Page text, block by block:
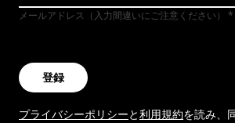
メールアドレス（入力間違いにご注意ください）
登録
プライバシーポリシーと利用規約を読み、